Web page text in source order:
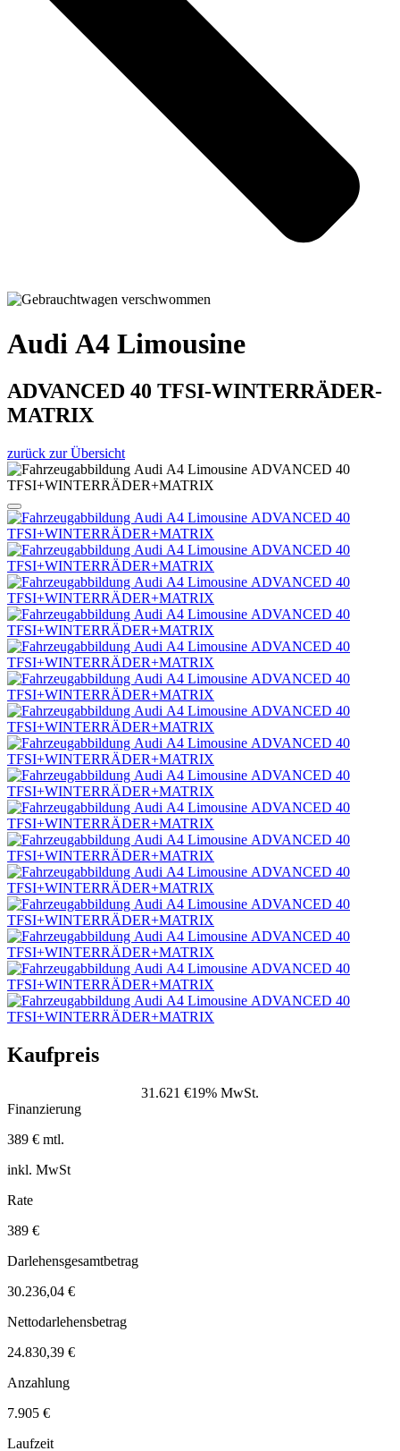
Audi A4 Limousine
ADVANCED 40 TFSI-WINTERRÄDER-
MATRIX
zurück zur Übersicht
Kaufpreis
31.621 €19% MwSt.
Finanzierung
389 € mtl.
inkl. MwSt
Rate
389 €
Darlehensgesamtbetrag
30.236,04 €
Nettodarlehensbetrag
24.830,39 €
Anzahlung
7.905 €
Laufzeit